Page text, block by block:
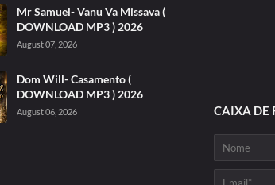
Mr Samuel- Vanu Va Missava (
DOWNLOAD MP3 ) 2026
August 07, 2026
Dom Will- Casamento (
DOWNLOAD MP3 ) 2026
August 06, 2026 CAIXA DE